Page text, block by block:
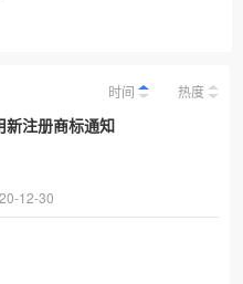
时间 热度
新注册商标通知
12-30